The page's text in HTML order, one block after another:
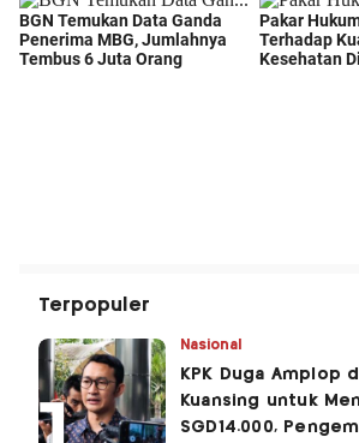
Terpopuler
Nasional
KPK Duga Amplop
Kuansing untuk
SGD14.000,